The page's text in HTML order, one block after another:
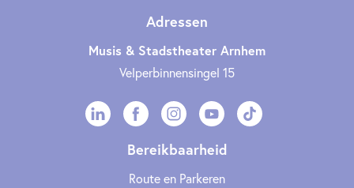
Adressen
Musis & Stadstheater Arnhem
Velperbinnensingel 15
Bereikbaarheid
Route en Parkeren